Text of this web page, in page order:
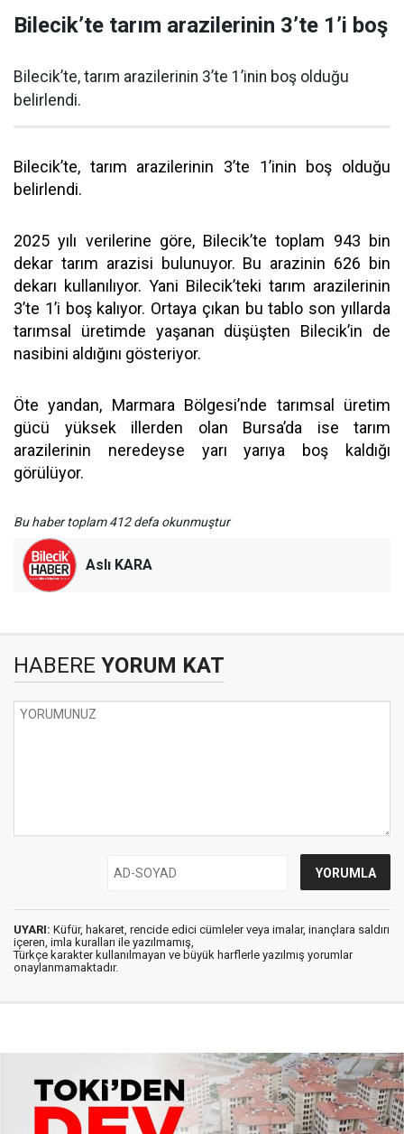
Bilecik’te tarım arazilerinin 3’te 1’i boş
Bilecik’te, tarım arazilerinin 3’te 1’inin boş olduğu
belirlendi.
Bilecik’te, tarım arazilerinin 3’te 1’inin boş olduğu
belirlendi.
2025 yılı verilerine göre, Bilecik’te toplam 943 bin
dekar tarım arazisi bulunuyor. Bu arazinin 626 bin
dekarı kullanılıyor. Yani Bilecik’teki tarım arazilerinin
3’te 1’i boş kalıyor. Ortaya çıkan bu tablo son yıllarda
tarımsal üretimde yaşanan düşüşten Bilecik’in de
nasibini aldığını gösteriyor.
Öte yandan, Marmara Bölgesi’nde tarımsal üretim
gücü yüksek illerden olan Bursa’da ise tarım
arazilerinin neredeyse yarı yarıya boş kaldığı
görülüyor.
Bu haber toplam 412 defa okunmuştur
Aslı KARA
HABERE YORUM KAT
UYARI: Küfür, hakaret, rencide edici cümleler veya imalar, inançlara saldırı
içeren, imla kuralları ile yazılmamış,
Türkçe karakter kullanılmayan ve büyük harflerle yazılmış yorumlar
onaylanmamaktadır.